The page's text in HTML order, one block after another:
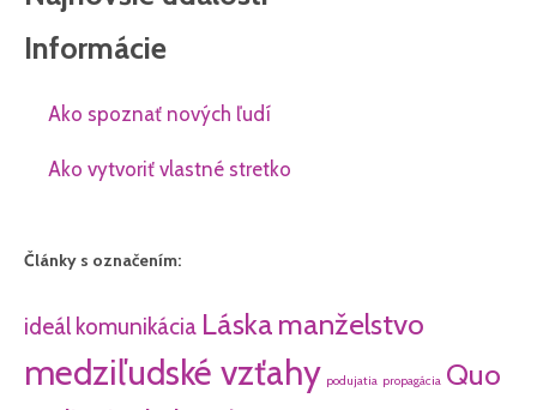
Informácie
Ako spoznať nových ľudí
Ako vytvoriť vlastné stretko
Články s označením:
ideál komunikácia Láska manželstvo
medziľudské vzťahy podujatia propagácia Quo